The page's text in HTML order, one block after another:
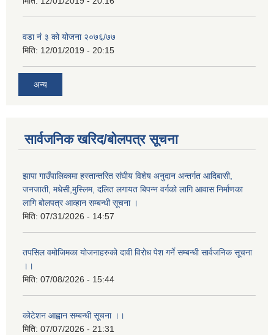
वडा नं ३ को योजना २०७६/७७
मिति: 12/01/2019 - 20:15
अन्य
सार्वजनिक खरिद/बोलपत्र सूचना
झापा गाउँपालिकामा हस्तान्तरित संघीय विशेष अनुदान अन्तर्गत आदिबासी,
जनजाती, मधेसी,मुस्लिम, दलित लगायत बिपन्न वर्गको लागि आवास निर्माणका
लागि बोलपत्र आव्हान सम्बन्धी सूचना ।
मिति: 07/31/2026 - 14:57
तपसिल वमोजिमका योजनाहरुको दावी विरोध पेश गर्ने सम्बन्धी सार्वजनिक सूचना
।।
मिति: 07/08/2026 - 15:44
कोटेशन आह्वान सम्बन्धी सूचना ।।
मिति: 07/07/2026 - 21:31